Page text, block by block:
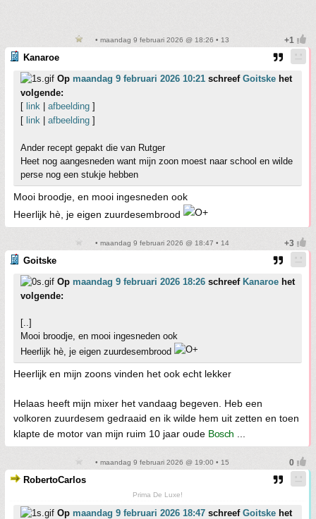
• maandag 9 februari 2026 @ 18:26 • 13
Kanaroe
Op maandag 9 februari 2026 10:21 schreef Goitske het
volgende:
[ link | afbeelding ]
[ link | afbeelding ]
Ander recept gepakt die van Rutger
Heet nog aangesneden want mijn zoon moest naar school en wilde
perse nog een stukje hebben
Mooi broodje, en mooi ingesneden ook
Heerlijk hè, je eigen zuurdesembrood
• maandag 9 februari 2026 @ 18:47 • 14
Goitske
Op maandag 9 februari 2026 18:26 schreef Kanaroe het
volgende:
[..]
Mooi broodje, en mooi ingesneden ook
Heerlijk hè, je eigen zuurdesembrood
Heerlijk en mijn zoons vinden het ook echt lekker
Helaas heeft mijn mixer het vandaag begeven. Heb een
volkoren zuurdesem gedraaid en ik wilde hem uit zetten en toen
klapte de motor van mijn ruim 10 jaar oude Bosch
• maandag 9 februari 2026 @ 19:00 • 15
RobertoCarlos
Prima De Luxe!
Op maandag 9 februari 2026 18:47 schreef Goitske het